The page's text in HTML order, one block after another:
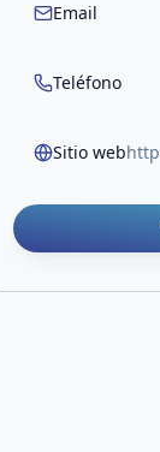
Email
Teléfono
Sitio web